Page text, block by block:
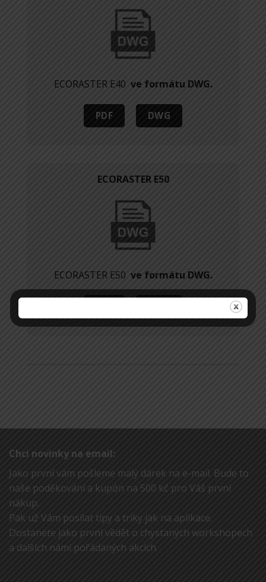
ECORASTER E40 ve formátu DWG.
PDF DWG
ECORASTER E50
ECORASTER E50 ve formátu DWG.
Chci novinky na email:
Jako první vám pošleme malý dárek na e-mail. Bude to
naše poděkování a kupón na 500 kč pro Váš první
nákup.
Pak už Vám posílat tipy a triky jak na aplikace.
Dostanete jako první vědět o chystaných workshopech
a dalších námi pořádaných akcích.